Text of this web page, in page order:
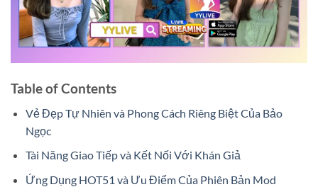
Table of Contents
Vẻ Đẹp Tự Nhiên và Phong Cách Riêng Biệt Của Bảo
Ngọc
Tài Năng Giao Tiếp và Kết Nối Với Khán Giả
Ứng Dụng HOT51 và Ưu Điểm Của Phiên Bản Mod